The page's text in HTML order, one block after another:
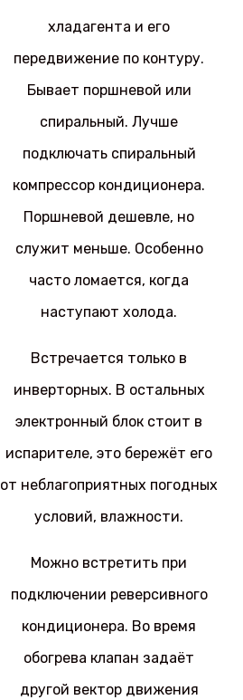
хладагента и его
передвижение по контуру.
Бывает поршневой или
спиральный. Лучше
подключать спиральный
компрессор кондиционера.
Поршневой дешевле, но
служит меньше. Особенно
часто ломается, когда
наступают холода.
Встречается только в
инверторных. В остальных
электронный блок стоит в
испарителе, это бережёт его
от неблагоприятных погодных
условий, влажности.
Можно встретить при
подключении реверсивного
кондиционера. Во время
обогрева клапан задаёт
другой вектор движения